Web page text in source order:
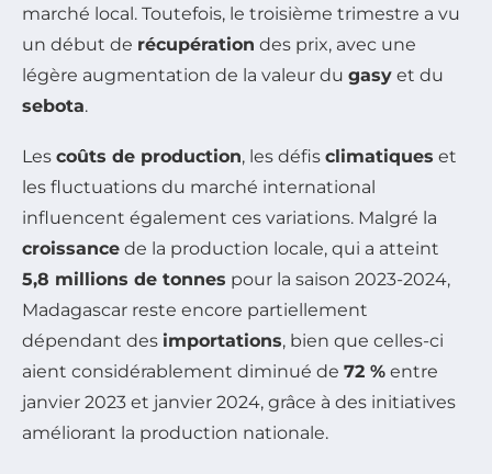
marché local. Toutefois, le troisième trimestre a vu
un début de récupération des prix, avec une
légère augmentation de la valeur du gasy et du
sebota.
Les coûts de production, les défis climatiques et
les fluctuations du marché international
influencent également ces variations. Malgré la
croissance de la production locale, qui a atteint
5,8 millions de tonnes pour la saison 2023-2024,
Madagascar reste encore partiellement
dépendant des importations, bien que celles-ci
aient considérablement diminué de 72 % entre
janvier 2023 et janvier 2024, grâce à des initiatives
améliorant la production nationale.